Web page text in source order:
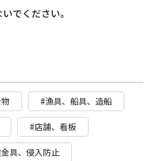
でください。
#漁具、船具、造船
#店舗、看板
具、侵入防止